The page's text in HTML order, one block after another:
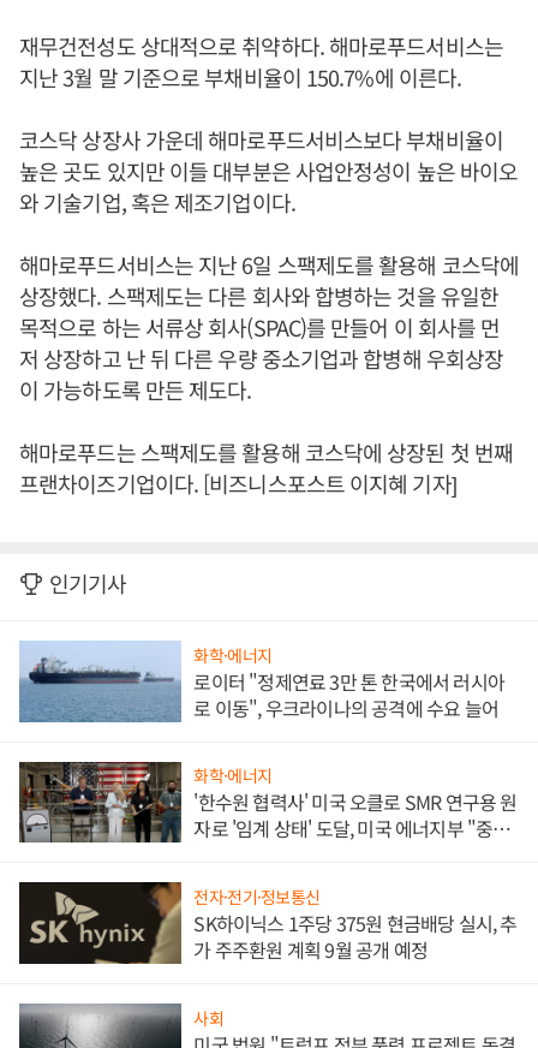
재무건전성도 상대적으로 취약하다. 해마로푸드서비스는
지난 3월 말 기준으로 부채비율이 150.7%에 이른다.
코스닥 상장사 가운데 해마로푸드서비스보다 부채비율이
높은 곳도 있지만 이들 대부분은 사업안정성이 높은 바이오
와 기술기업, 혹은 제조기업이다.
해마로푸드서비스는 지난 6일 스팩제도를 활용해 코스닥에
상장했다. 스팩제도는 다른 회사와 합병하는 것을 유일한
목적으로 하는 서류상 회사(SPAC)를 만들어 이 회사를 먼
저 상장하고 난 뒤 다른 우량 중소기업과 합병해 우회상장
이 가능하도록 만든 제도다.
해마로푸드는 스팩제도를 활용해 코스닥에 상장된 첫 번째
프랜차이즈기업이다. [비즈니스포스트 이지혜 기자]
인기기사
화학·에너지
로이터 "정제연료 3만 톤 한국에서 러시아
로 이동", 우크라이나의 공격에 수요 늘어
화학·에너지
'한수원 협력사' 미국 오클로 SMR 연구용 원
자로 '임계 상태' 도달, 미국 에너지부 "중요
전자·전기·정보통신
SK하이닉스 1주당 375원 현금배당 실시, 추
가 주주환원 계획 9월 공개 예정
사회